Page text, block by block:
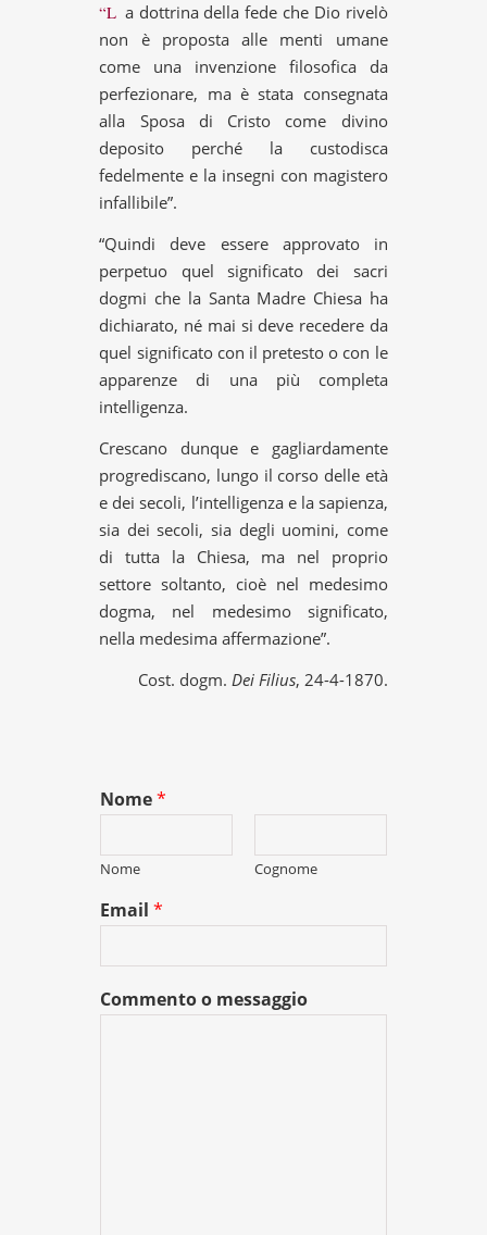
“La dottrina della fede che Dio rivelò
non è proposta alle menti umane
come una invenzione filosofica da
perfezionare, ma è stata consegnata
alla Sposa di Cristo come divino
deposito perché la custodisca
fedelmente e la insegni con magistero
infallibile”.
“Quindi deve essere approvato in
perpetuo quel significato dei sacri
dogmi che la Santa Madre Chiesa ha
dichiarato, né mai si deve recedere da
quel significato con il pretesto o con le
apparenze di una più completa
intelligenza.
Crescano dunque e gagliardamente
progrediscano, lungo il corso delle età
e dei secoli, l’intelligenza e la sapienza,
sia dei secoli, sia degli uomini, come
di tutta la Chiesa, ma nel proprio
settore soltanto, cioè nel medesimo
dogma, nel medesimo significato,
nella medesima affermazione”.
Cost. dogm. Dei Filius, 24-4-1870.
Nome*
Nome Cognome
Email*
Commento o messaggio